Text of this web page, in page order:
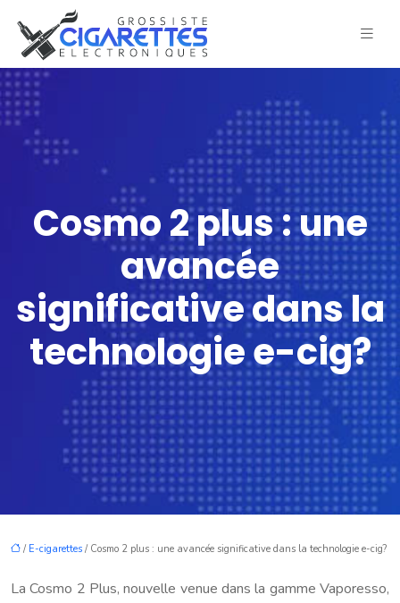
Cosmo 2 plus : une
avancée
significative dans la
technologie e-cig?
/ E-cigarettes / Cosmo 2 plus : une avancée significative dans la technologie e-cig?
La Cosmo 2 Plus, nouvelle venue dans la gamme Vaporesso,